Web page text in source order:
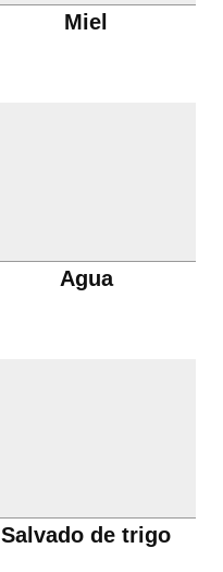
Miel
Agua
Salvado de trigo